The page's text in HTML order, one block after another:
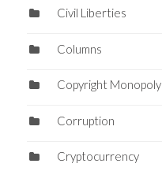
Civil Liberties
Columns
Copyright Monopoly
Corruption
Cryptocurrency